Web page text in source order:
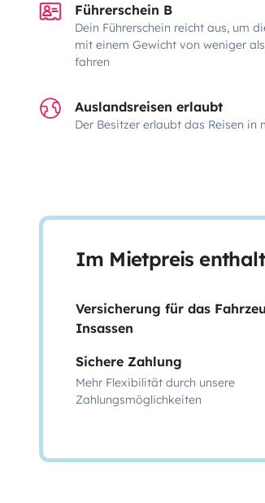
Führerschein B
Dein Führerschein reicht aus, um
mit einem Gewicht von weniger
fahren
Auslandsreisen erlaubt
Der Besitzer erlaubt das Reisen in
Im Mietpreis
Versicherung für das
Insassen
Sichere Zahlung
Mehr Flexibilität durch unsere
Zahlungsmöglichkeiten